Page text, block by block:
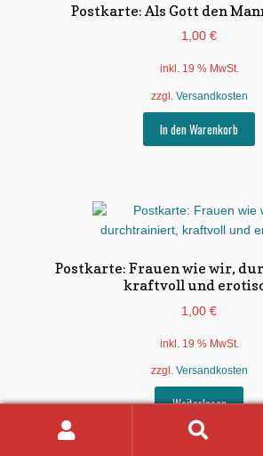
Postkarte: Als Gott den
1,00 €
inkl. 19 % MwSt.
zzgl. Versandkosten
In den Warenkorb
Postkarte: Frauen wie wir,
kraftvoll und
1,00 €
inkl. 19 % MwSt.
zzgl. Versandkosten
Weiterlesen